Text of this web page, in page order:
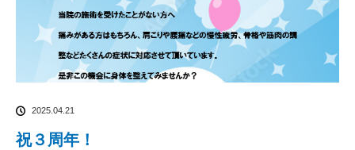
2025.04.21
祝３周年！